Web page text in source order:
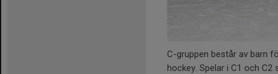
C-gruppen består av barn
hockey. Spelar i C1 och C2